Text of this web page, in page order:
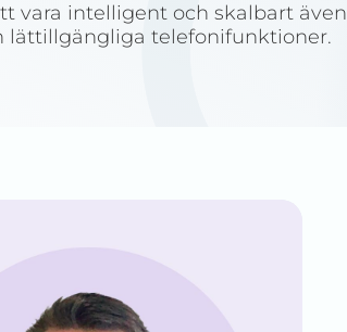
vara intelligent och skalbart även
lättillgängliga telefonifunktioner.